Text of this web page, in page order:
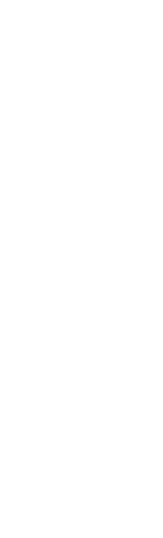
20